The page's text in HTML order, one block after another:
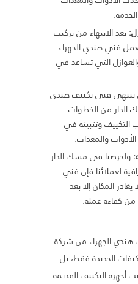
بعد الانتهاء من تركيب
فني هندي الجهراء
التي تساعد في
ينتهي فني تكييف هندي
الدار من الخطوات
التكييف وتثبيته في
والمعدات.
ولحرصنا في مسك الدار
لعملائنا فإن فني
المكان إلا بعد
من كفاءة عمله.
الجهراء من شركة
الجديدة فقط، بل
التكييف القديمة.